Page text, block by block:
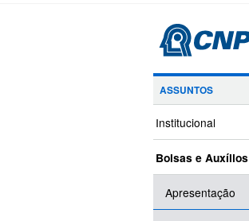
ASSUNTOS
Institucional
Bolsas e Auxílios
Apresentação